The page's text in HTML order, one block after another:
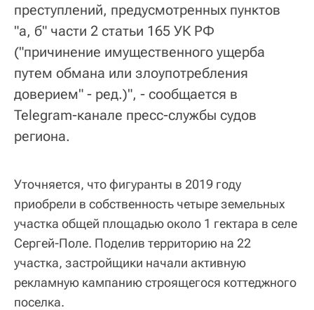
преступлений, предусмотренных пунктов
"а, б" части 2 статьи 165 УК РФ
("причинение имущественного ущерба
путем обмана или злоупотребления
доверием" - ред.)", - сообщается в
Telegram-канале пресс-службы судов
региона.
Уточняется, что фигуранты в 2019 году
приобрели в собственность четыре земельных
участка общей площадью около 1 гектара в селе
Сергей-Поле. Поделив территорию на 22
участка, застройщики начали активную
рекламную кампанию строящегося коттеджного
поселка.